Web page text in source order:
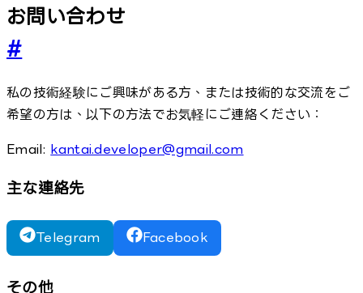
お問い合わせ
#
私の技術経験にご興味がある方、または技術的な交流をご
希望の方は、以下の方法でお気軽にご連絡ください：
Email:kantai.developer@gmail.com
主な連絡先
Telegram Facebook
その他